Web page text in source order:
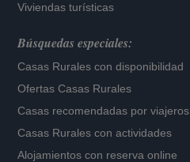
Viviendas turísticas
Búsquedas especiales:
Casas Rurales con disponibilidad
Ofertas Casas Rurales
Casas recomendadas por viajeros
Casas Rurales con actividades
Alojamientos con reserva online